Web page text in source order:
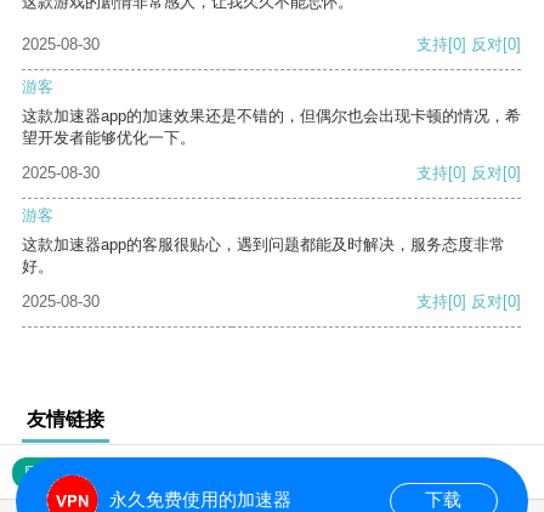
2025-08-30 支持[0] 反对[0]
游客
这款加速器app的加速效果还是不错的，但偶尔也会出现卡顿的情况，希
望开发者能够优化一下。
2025-08-30
支持[0] 反对[0]
游客
这款加速器app的客服很贴心，遇到问题都能及时解决，服务态度非常
好。
2025-08-30
支持[0] 反对[0]
友情链接
网站地图
永久免费使用的加速器 下载